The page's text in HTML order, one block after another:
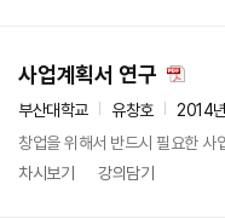
사업계획서 연구
부산대학교 유창호
2014
창업을 위해서 반드시 필요한 사
차시보기
강의담기